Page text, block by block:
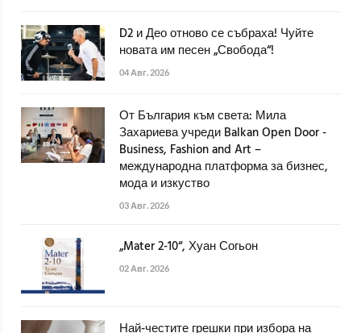
D2 и Део отново се събраха! Чуйте
новата им песен „Свобода“!
04 Авг. 2026
От България към света: Мила
Захариева учреди Balkan Open Door -
Business, Fashion and Art –
международна платформа за бизнес,
мода и изкуство
03 Авг. 2026
„Mater 2-10“, Хуан Согьон
02 Авг. 2026
Най-честите грешки при избора на